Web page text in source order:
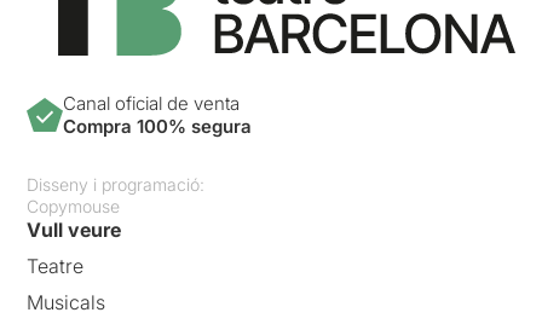
Canal oficial de venta
Compra 100% segura
Disseny i programació:
Copymouse
Vull veure
Teatre
Musicals